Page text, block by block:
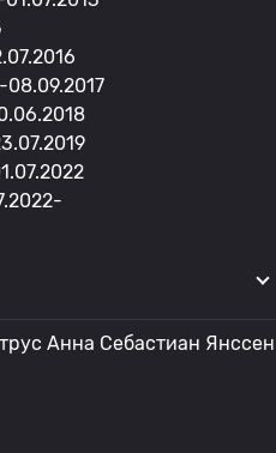
Анна Себастиан Янссен